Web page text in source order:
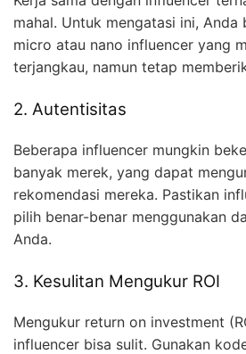
mahal. Untuk mengatasi ini, Anda
micro atau nano influencer yang
terjangkau, namun tetap
2. Autentisitas
Beberapa influencer mungkin
banyak merek, yang dapat
rekomendasi mereka. Pastikan
pilih benar-benar menggunakan
Anda.
3. Kesulitan Mengukur ROI
Mengukur return on investment
influencer bisa sulit. Gunakan